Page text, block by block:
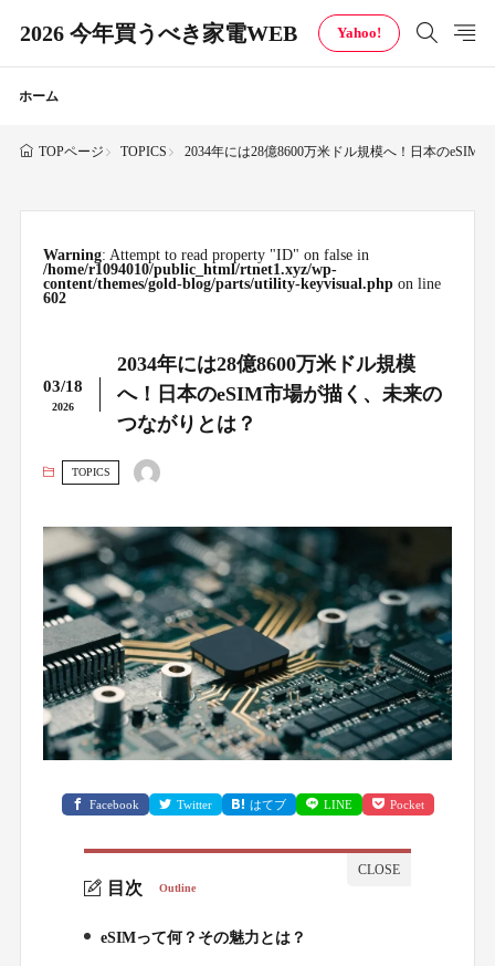
2026 今年買うべき家電WEB Yahoo!
ホーム
TOPページ TOPICS 2034年には28億8600万米ドル規模へ！日本のeSIM
Warning: Attempt to read property "ID" on false in
/home/r1094010/public_html/rtnet1.xyz/wp-
content/themes/gold-blog/parts/utility-keyvisual.phpon line
602
03/18
2026
2034年には28億8600万米ドル規模
へ！日本のeSIM市場が描く、未来の
つながりとは？
TOPICS
Facebook Twitter はてブ LINE Pocket
目次 Outline
1.
eSIMって何？その魅力とは？